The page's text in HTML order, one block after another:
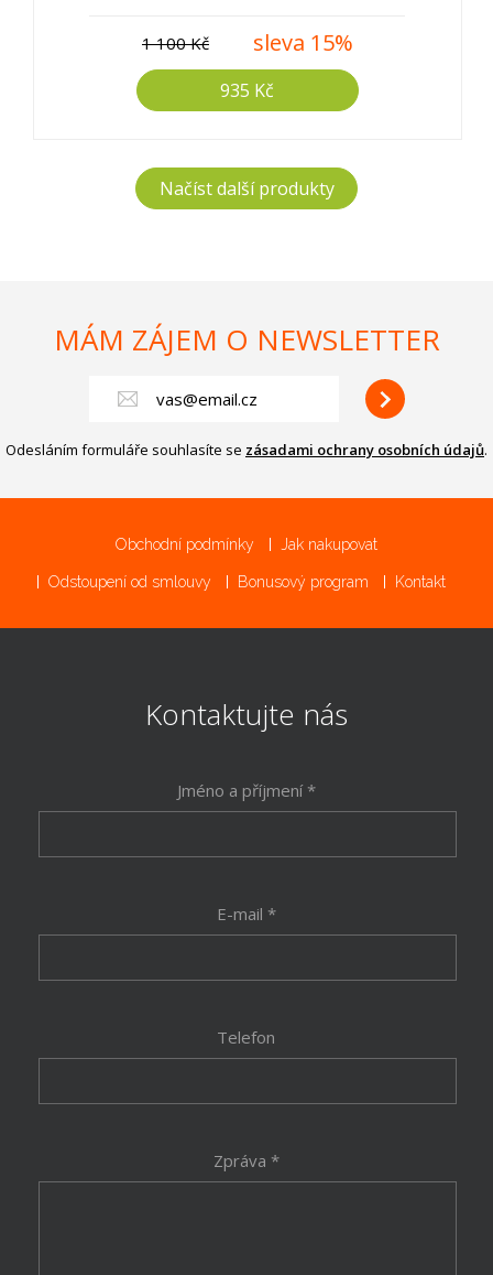
1 100 Kč sleva 15%
935 Kč
Načíst další produkty
MÁM ZÁJEM O NEWSLETTER
Odesláním formuláře souhlasíte se zásadami ochrany osobních údajů.
Obchodní podmínky Jak nakupovat
Odstoupení od smlouvy Bonusový program Kontakt
Kontaktujte nás
Jméno a příjmení *
E-mail *
Telefon
Zpráva *